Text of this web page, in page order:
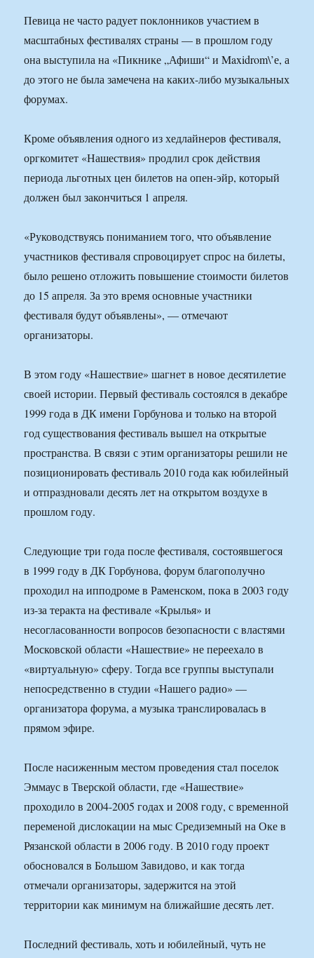
Певица не часто радует поклонников участием в
масштабных фестивалях страны — в прошлом году
она выступила на «Пикнике „Афиши“ и Maxidrom\’е, а
до этого не была замечена на каких-либо музыкальных
форумах.
Кроме объявления одного из хедлайнеров фестиваля,
оргкомитет «Нашествия» продлил срок действия
периода льготных цен билетов на опен-эйр, который
должен был закончиться 1 апреля.
«Руководствуясь пониманием того, что объявление
участников фестиваля спровоцирует спрос на билеты,
было решено отложить повышение стоимости билетов
до 15 апреля. За это время основные участники
фестиваля будут объявлены», — отмечают
организаторы.
В этом году «Нашествие» шагнет в новое десятилетие
своей истории. Первый фестиваль состоялся в декабре
1999 года в ДК имени Горбунова и только на второй
год существования фестиваль вышел на открытые
пространства. В связи с этим организаторы решили не
позиционировать фестиваль 2010 года как юбилейный
и отпраздновали десять лет на открытом воздухе в
прошлом году.
Следующие три года после фестиваля, состоявшегося
в 1999 году в ДК Горбунова, форум благополучно
проходил на ипподроме в Раменском, пока в 2003 году
из-за теракта на фестивале «Крылья» и
несогласованности вопросов безопасности с властями
Московской области «Нашествие» не переехало в
«виртуальную» сферу. Тогда все группы выступали
непосредственно в студии «Нашего радио» —
организатора форума, а музыка транслировалась в
прямом эфире.
После насиженным местом проведения стал поселок
Эммаус в Тверской области, где «Нашествие»
проходило в 2004-2005 годах и 2008 году, с временной
переменой дислокации на мыс Средиземный на Оке в
Рязанской области в 2006 году. В 2010 году проект
обосновался в Большом Завидово, и как тогда
отмечали организаторы, задержится на этой
территории как минимум на ближайшие десять лет.
Последний фестиваль, хоть и юбилейный, чуть не